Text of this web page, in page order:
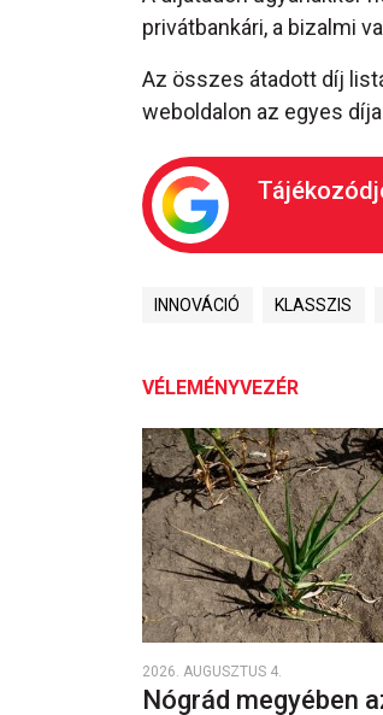
privátbankári, a bizalmi
Az összes átadott díj
weboldalon az egyes
INNOVÁCIÓ KLASSZIS
VÉLEMÉNYVEZÉR
2026. AUGUSZTUS 4.
Nógrád megyében